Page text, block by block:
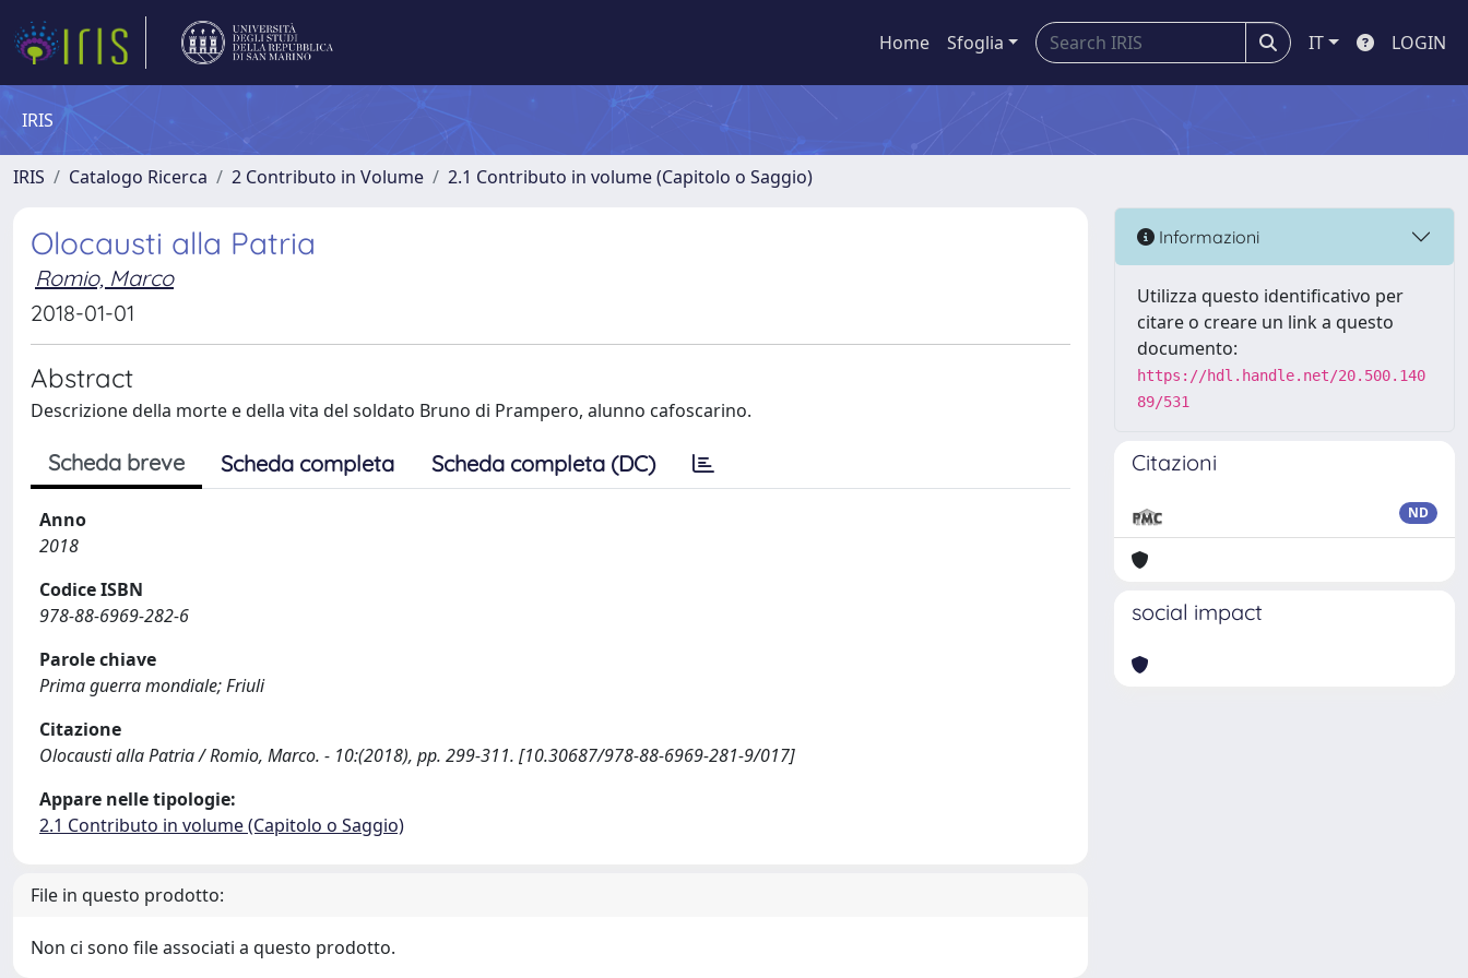
Home Sfoglia IT LOGIN
IRIS
IRIS Catalogo Ricerca 2 Contributo in Volume 2.1 Contributo in volume (Capitolo o Saggio)
Olocausti alla Patria
Romio, Marco
2018-01-01
Abstract
Descrizione della morte e della vita del soldato Bruno di Prampero, alunno cafoscarino.
Scheda breve Scheda completa Scheda completa (DC)
Anno
2018
Codice ISBN
978-88-6969-282-6
Parole chiave
Prima guerra mondiale; Friuli
Citazione
Olocausti alla Patria / Romio, Marco. - 10:(2018), pp. 299-311. [10.30687/978-88-6969-281-9/017]
Appare nelle tipologie:
2.1 Contributo in volume (Capitolo o Saggio)
File in questo prodotto:
Non ci sono file associati a questo prodotto.
Informazioni
Utilizza questo identificativo per
citare o creare un link a questo
documento:
https://hdl.handle.net/20.500.140
89/531
Citazioni
ND
social impact